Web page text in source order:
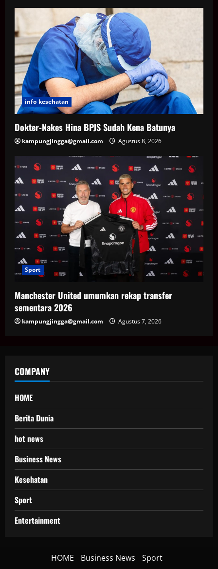
info kesehatan
Dokter-Nakes Hina BPJS Sudah Kena Batunya
kampungjingga@gmail.com Agustus 8, 2026
Sport
Manchester United umumkan rekap transfer
sementara 2026
kampungjingga@gmail.com Agustus 7, 2026
COMPANY
HOME
Berita Dunia
hot news
Business News
Kesehatan
Sport
Entertainment
HOME Business News Sport